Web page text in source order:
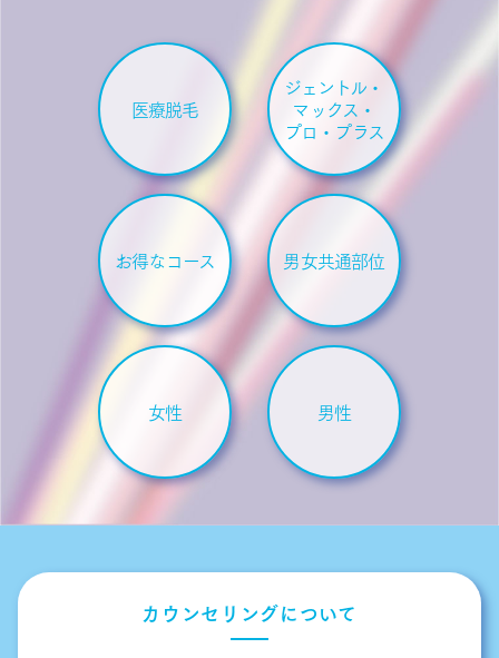
医療脱毛
ジェントル・
マックス・
プロ・プラス
お得なコース 男女共通部位
女性 男性
カウンセリングについて